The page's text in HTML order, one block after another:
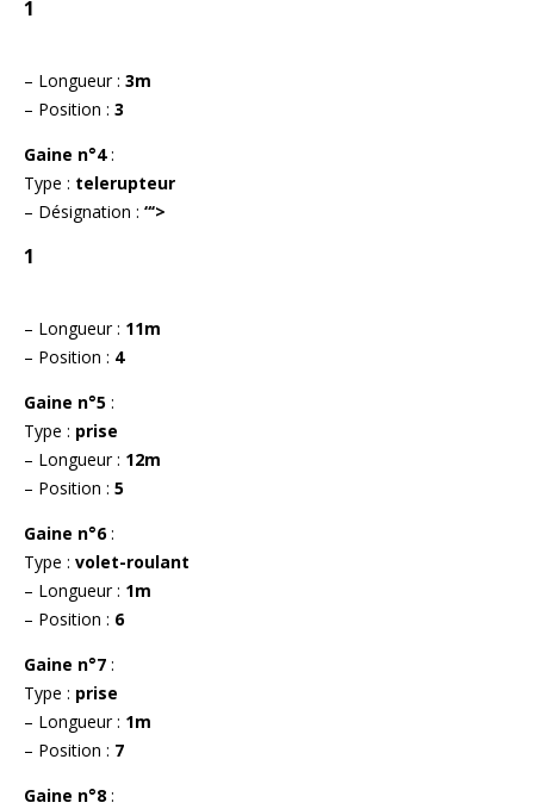
1
– Longueur : 3m
– Position : 3
Gaine n°4:
Type : telerupteur
– Désignation : “‘>
1
– Longueur : 11m
– Position : 4
Gaine n°5 :
Type : prise
– Longueur : 12m
– Position : 5
Gaine n°6:
Type : volet-roulant
– Longueur : 1m
– Position : 6
Gaine n°7 :
Type : prise
– Longueur : 1m
– Position : 7
Gaine n°8 :